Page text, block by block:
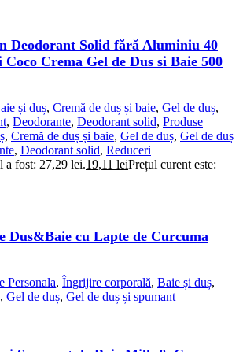
Deodorant Solid fără Aluminiu 40
Crema Gel de Dus si Baie 500
și duș, Cremă de duș și baie, Gel de duș,
, Deodorante, Deodorant solid, Produse
, Cremă de duș și baie, Gel de duș, Gel de duș
, Deodorant solid, Reduceri
a fost: 27,29 lei.19,11 leiPrețul curent este:
Dus&Baie cu Lapte de Curcuma
Personala, Îngrijire corporală, Baie și duș,
, Gel de duș, Gel de duș și spumant